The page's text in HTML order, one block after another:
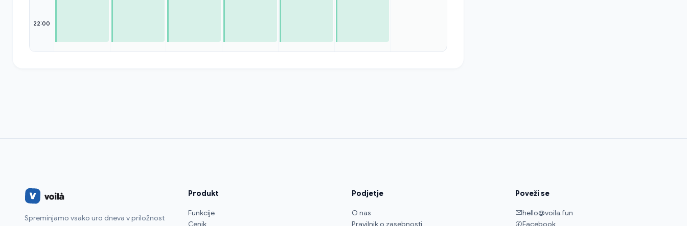
22:00
Spreminjamo vsako uro dneva v priložnost
Produkt
Funkcije
Cenik
Podjetje
O nas
Pravilnik o zasebnosti
Poveži se
hello@voila.fun
Facebook